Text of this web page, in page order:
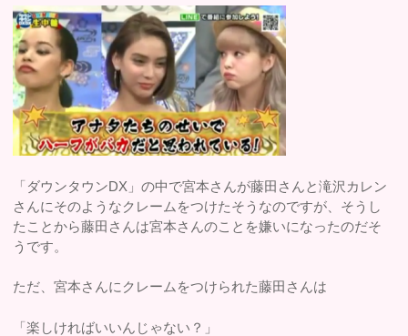
「ダウンタウンDX」の中で宮本さんが藤田さんと滝沢カレン
さんにそのようなクレームをつけたそうなのですが、そうし
たことから藤田さんは宮本さんのことを嫌いになったのだそ
うです。
ただ、宮本さんにクレームをつけられた藤田さんは
「楽しければいいんじゃない？」